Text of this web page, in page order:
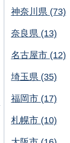
神奈川県 (73)
奈良県 (13)
名古屋市 (12)
埼玉県 (35)
福岡市 (17)
札幌市 (10)